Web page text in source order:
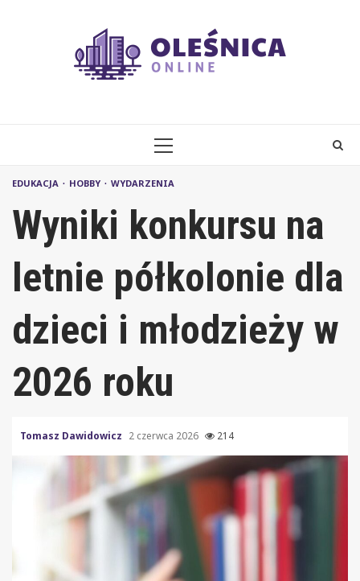
PRIMARY
EDUKACJA HOBBY WYDARZENIA
Wyniki konkursu na
letnie półkolonie dla
dzieci i młodzieży w
2026 roku
Tomasz Dawidowicz 2 czerwca 2026 214